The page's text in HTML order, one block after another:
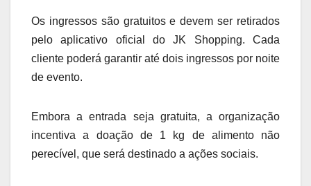
Os ingressos são gratuitos e devem ser retirados
pelo aplicativo oficial do JK Shopping. Cada
cliente poderá garantir até dois ingressos por noite
de evento.
Embora a entrada seja gratuita, a organização
incentiva a doação de 1 kg de alimento não
perecível, que será destinado a ações sociais.